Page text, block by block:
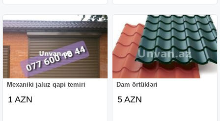
Mexaniki jaluz qapi temiri
1 AZN
Dam örtükləri
5 AZN